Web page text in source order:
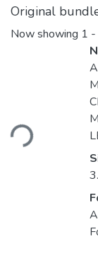
Original
Now showing 1
Loading...